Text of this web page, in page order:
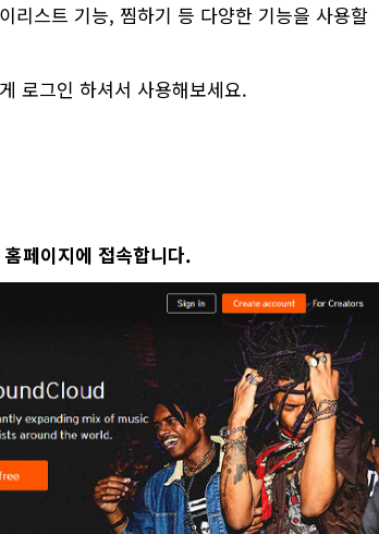
리스트 기능, 찜하기 등 다양한 기능을 사용할
로그인 하셔서 사용해보세요.
페이지에 접속합니다.